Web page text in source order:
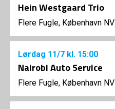
Hein Westgaard Trio
Flere Fugle, København NV
Lørdag 11/7 kl. 15:00
Nairobi Auto Service
Flere Fugle, København NV